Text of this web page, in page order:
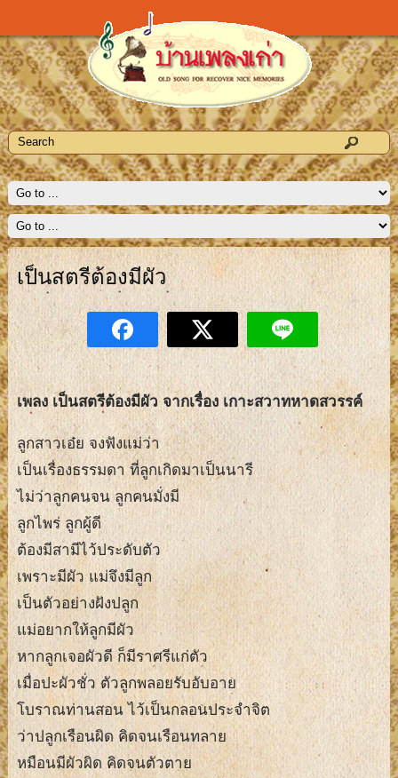
เป็นสตรีต้องมีผัว
เพลง เป็นสตรีต้องมีผัว จากเรื่อง เกาะสวาทหาดสวรรค์
ลูกสาวเอ๋ย จงฟังแม่ว่า
เป็นเรื่องธรรมดา ที่ลูกเกิดมาเป็นนารี
ไม่ว่าลูกคนจน ลูกคนมั่งมี
ลูกไพร่ ลูกผู้ดี
ต้องมีสามีไว้ประดับตัว
เพราะมีผัว แม่จึงมีลูก
เป็นตัวอย่างฝังปลูก
แม่อยากให้ลูกมีผัว
หากลูกเจอผัวดี ก็มีราศรีแก่ตัว
เมื่อปะผัวชั่ว ตัวลูกพลอยรับอับอาย
โบราณท่านสอน ไว้เป็นกลอนประจำจิต
ว่าปลูกเรือนผิด คิดจนเรือนทลาย
หมือนมีผัวผิด คิดจนตัวตาย